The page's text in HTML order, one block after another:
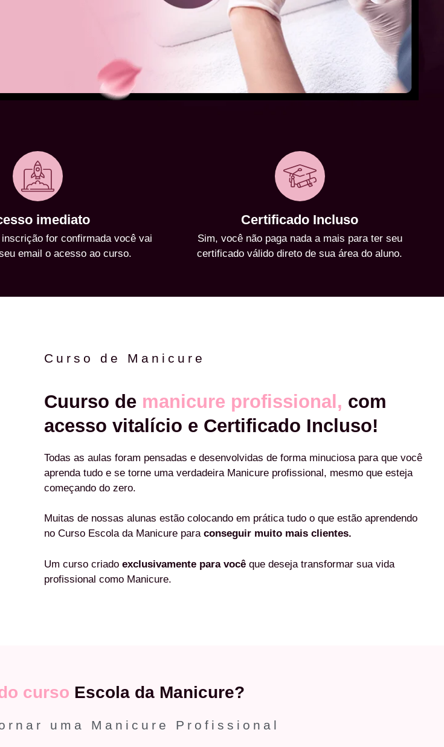
imediato
for confirmada você vai
email o acesso ao curso.
Certificado Incluso
Sim, você não paga nada a mais para ter seu
certificado válido direto de sua área do aluno.
Curso de Manicure
Cuurso de manicure profissional, com
acesso vitalício e Certificado Incluso!
Todas as aulas foram pensadas e desenvolvidas de forma minuciosa para que você
aprenda tudo e se torne uma verdadeira Manicure profissional, mesmo que esteja
começando do zero.
Muitas de nossas alunas estão colocando em prática tudo o que estão aprendendo
no Curso Escola da Manicure para conseguir muito mais clientes.
Um curso criado exclusivamente para você que deseja transformar sua vida
profissional como Manicure.
curso Escola da Manicure?
uma Manicure Profissional